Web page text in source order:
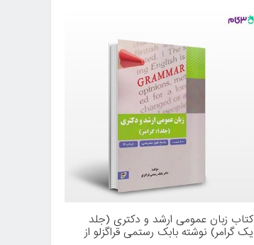
کتاب زبان عمومی ارشد و دکتری (جلد
یک گرامر) نوشته بابک رستمی قراگزلو از